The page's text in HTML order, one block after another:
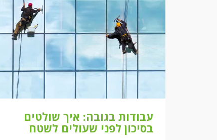
עבודות בגובה: איך שולטים
בסיכון לפני שעולים לשטח